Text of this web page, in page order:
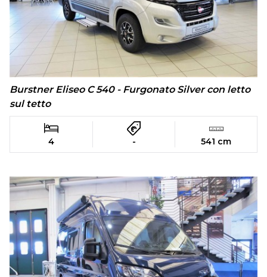
Burstner Eliseo C 540 - Furgonato Silver con letto
sul tetto
4 - 541 cm